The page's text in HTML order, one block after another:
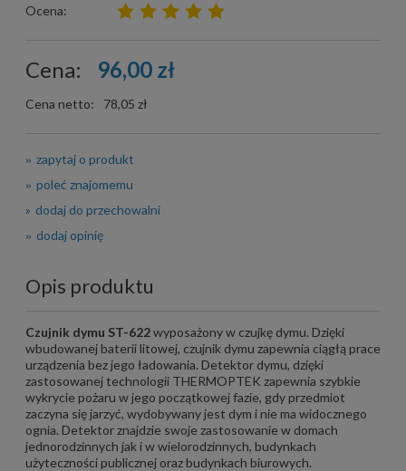
Ocena:
Cena: 96,00 zł
Cena netto: 78,05 zł
zapytaj o produkt
poleć znajomemu
dodaj do przechowalni
dodaj opinię
Opis produktu
Czujnik dymu ST-622wyposażony w czujkę dymu. Dzięki
wbudowanej baterii litowej, czujnik dymu zapewnia ciągłą prace
urządzenia bez jego ładowania. Detektor dymu, dzięki
zastosowanej technologii THERMOPTEK zapewnia szybkie
wykrycie pożaru w jego początkowej fazie, gdy przedmiot
zaczyna się jarzyć, wydobywany jest dym i nie ma widocznego
ognia. Detektor znajdzie swoje zastosowanie w domach
jednorodzinnych jak i w wielorodzinnych, budynkach
użyteczności publicznej oraz budynkach biurowych.